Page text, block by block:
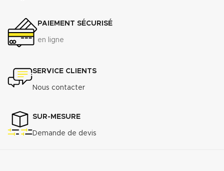
PAIEMENT SÉCURISÉ
en ligne
SERVICE CLIENTS
Nous contacter
SUR-MESURE
Demande de devis